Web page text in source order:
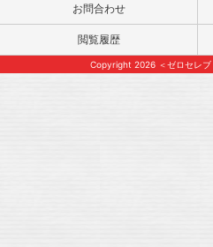
お問合わせ
閲覧履歴
Copyright 2026 ＜ゼロセレブ